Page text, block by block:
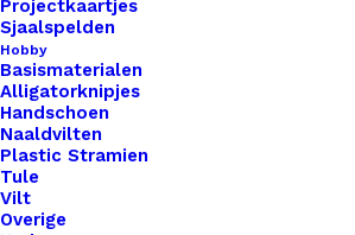
Projectkaartjes
Sjaalspelden
Hobby
Basismaterialen
Alligatorknipjes
Handschoen
Naaldvilten
Plastic Stramien
Tule
Vilt
Overige
zodat je jouw labels kunt
unieke stijl en merk. Ontdek
mogelijkheden van onze leren Little
geef je haak- en breiwerk de
het verdient. Bestel nu en maak